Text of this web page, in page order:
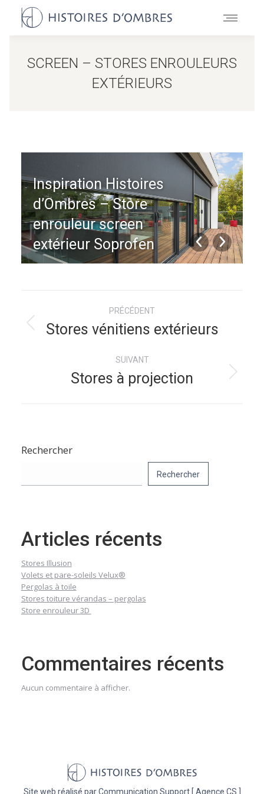
SCREEN – STORES ENROULEURS
EXTÉRIEURS
Inspiration Histoires
d’Ombres – Store
enrouleur screen
extérieur Soprofen
Navigation
album
PRÉCÉDENT
Album
:
Stores vénitiens extérieurs
SUIVANT
Album
Stores à projection
Rechercher
Rechercher
Articles récents
Stores Illusion
Volets et pare-soleils Velux®
Pergolas à toile
Stores toiture vérandas – pergolas
Store enrouleur 3D
Commentaires récents
Aucun commentaire à afficher.
Site web réalisé parCommunication Support [ Agence CS ]